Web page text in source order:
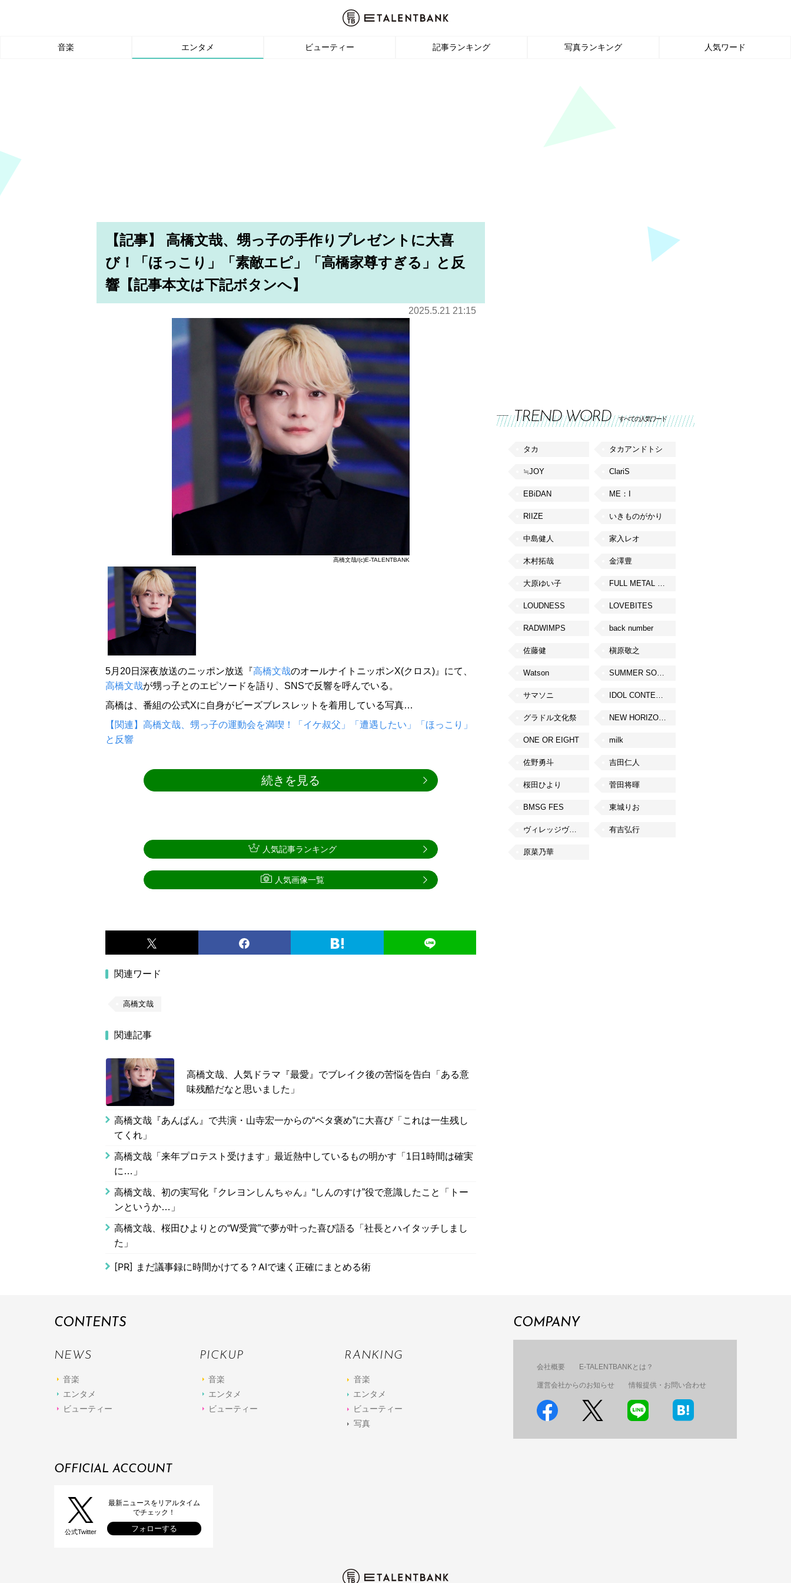
音楽 エンタメ ビューティー 記事ランキング 写真ランキング 人気ワード
【記事】 高橋文哉、甥っ子の手作りプレゼントに大喜
び！「ほっこり」「素敵エピ」「高橋家尊すぎる」と反
響【記事本文は下記ボタンへ】
2025.5.21 21:15
高橋文哉/(c)E-TALENTBANK
5月20日深夜放送のニッポン放送『高橋文哉のオールナイトニッポンX(クロス)』にて、
高橋文哉が甥っ子とのエピソードを語り、SNSで反響を呼んでいる。
高橋は、番組の公式Xに自身がビーズブレスレットを着用している写真…
【関連】高橋文哉、甥っ子の運動会を満喫！「イケ叔父」「遭遇したい」「ほっこり」
と反響
続きを見る
関連ワード
高橋文哉
関連記事
高橋文哉、人気ドラマ『最愛』でブレイク後の苦悩を告白「ある意
味残酷だなと思いました」
高橋文哉『あんぱん』で共演・山寺宏一からの“ベタ褒め”に大喜び「これは一生残し
てくれ」
高橋文哉「来年プロテスト受けます」最近熱中しているもの明かす「1日1時間は確実
に…」
高橋文哉、初の実写化『クレヨンしんちゃん』“しんのすけ”役で意識したこと「トー
ンというか…」
高橋文哉、桜田ひよりとの“W受賞”で夢が叶った喜び語る「社長とハイタッチしまし
た」
[PR] まだ議事録に時間かけてる？AIで速く正確にまとめる術
人気記事ランキング
人気画像一覧
TREND WORD すべての人気ワード
タカ タカアンドトシ
≒JOY ClariS
EBiDAN ME：I
RIIZE いきものがかり
中島健人 家入レオ
木村拓哉 金澤豊
大原ゆい子 FULL METAL JAPAN 2026
LOUDNESS LOVEBITES
RADWIMPS back number
佐藤健 槇原敬之
Watson SUMMER SONIC
サマソニ IDOL CONTENT EXPO
グラドル文化祭 NEW HORIZON FEST
ONE OR EIGHT milk
佐野勇斗 吉田仁人
桜田ひより 菅田将暉
BMSG FES 東城りお
ヴィレッジヴァンガード 有吉弘行
原菜乃華
CONTENTS
NEWS
音楽
エンタメ
ビューティー
PICKUP
音楽
エンタメ
ビューティー
RANKING
音楽
エンタメ
ビューティー
写真
COMPANY
会社概要 E-TALENTBANKとは？
運営会社からのお知らせ 情報提供・お問い合わせ
OFFICIAL ACCOUNT
公式Twitter
最新ニュースをリアルタイム
でチェック！
フォローする